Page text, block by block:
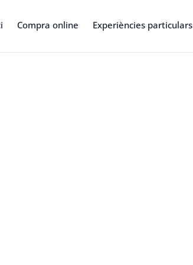
Compra online Experiències particulars